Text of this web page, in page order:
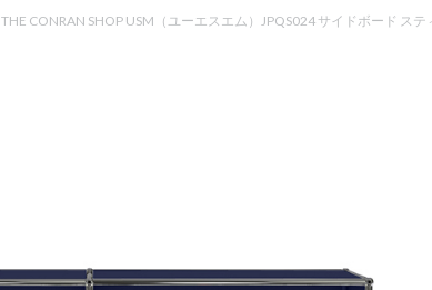
THE CONRAN SHOP USM（ユーエスエム）JPQS024 サイドボード ステ